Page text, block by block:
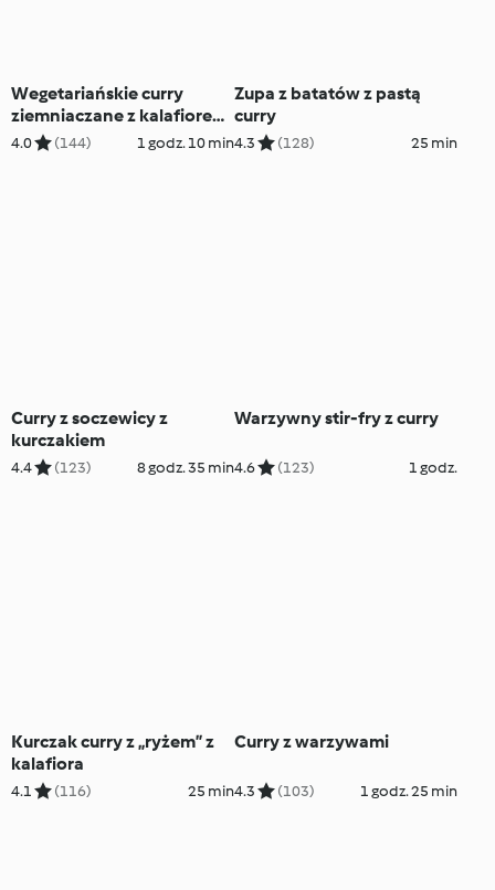
Wegetariańskie curry
ziemniaczane z kalafiorem
(aloo gobi)
4.0 (144) 1 godz. 10 min
Zupa z batatów z pastą
curry
4.3 (128) 25 min
Curry z soczewicy z
kurczakiem
4.4 (123) 8 godz. 35 min
Warzywny stir-fry z curry
4.6 (123) 1 godz.
Kurczak curry z „ryżem” z
kalafiora
4.1 (116) 25 min
Curry z warzywami
4.3 (103) 1 godz. 25 min